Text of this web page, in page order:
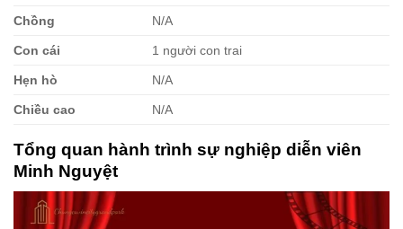
Chồng N/A
Con cái 1 người con trai
Hẹn hò N/A
Chiều cao N/A
Tổng quan hành trình sự nghiệp diễn viên
Minh Nguyệt